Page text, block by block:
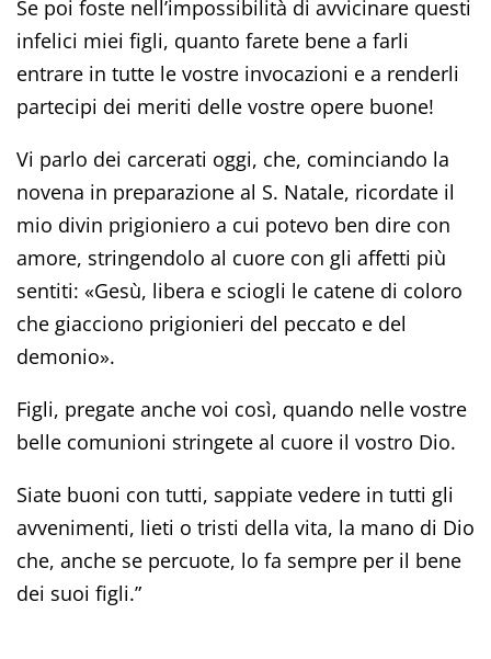
Se poi foste nell’impossibilità di avvicinare questi
infelici miei figli, quanto farete bene a farli
entrare in tutte le vostre invocazioni e a renderli
partecipi dei meriti delle vostre opere buone!
Vi parlo dei carcerati oggi, che, cominciando la
novena in preparazione al S. Natale, ricordate il
mio divin prigioniero a cui potevo ben dire con
amore, stringendolo al cuore con gli affetti più
sentiti: «Gesù, libera e sciogli le catene di coloro
che giacciono prigionieri del peccato e del
demonio».
Figli, pregate anche voi così, quando nelle vostre
belle comunioni stringete al cuore il vostro Dio.
Siate buoni con tutti, sappiate vedere in tutti gli
avvenimenti, lieti o tristi della vita, la mano di Dio
che, anche se percuote, lo fa sempre per il bene
dei suoi figli.”